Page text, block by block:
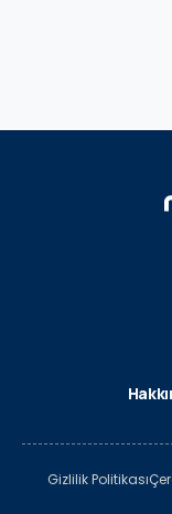
Gizlilik Politikası